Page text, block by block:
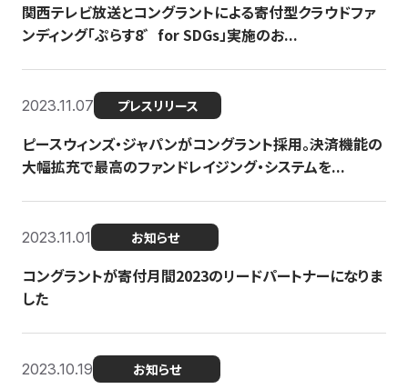
関西テレビ放送とコングラントによる寄付型クラウドファ
ンディング「ぷらす8゛for SDGs」実施のお...
2023.11.07 プレスリリース
ピースウィンズ・ジャパンがコングラント採用。決済機能の
大幅拡充で最高のファンドレイジング・システムを...
2023.11.01 お知らせ
コングラントが寄付月間2023のリードパートナーになりま
した
2023.10.19 お知らせ